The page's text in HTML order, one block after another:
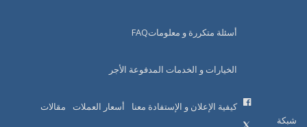
شبكة
أسئلة متكررة و معلوماتFAQ
الخيارات و الخدمات المدفوعة الأجر
كيفية الإعلان و الإستفادة معنا أسعار العملات مقالات